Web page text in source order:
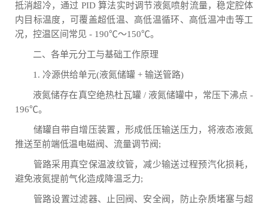
抵消超冷，通过 PID 算法实时调节液氮喷射流量，稳定腔体
内目标温度，可覆盖超低温、高低温循环、高低温冲击等工
况，控温区间常见 - 190℃～150℃。
二、各单元分工与基础工作原理
1. 冷源供给单元(液氮储罐 + 输送管路)
液氮储存在真空绝热杜瓦罐 / 液氮储罐中，常压下沸点 -
196℃。
储罐自带自增压装置，形成低压输送压力，将液态液氮
推送至前端低温电磁阀、流量调节阀;
管路采用真空保温波纹管，减少输送过程预汽化损耗，
避免液氮提前气化造成降温乏力;
管路设置过滤器、止回阀、安全阀，防止杂质堵塞与超